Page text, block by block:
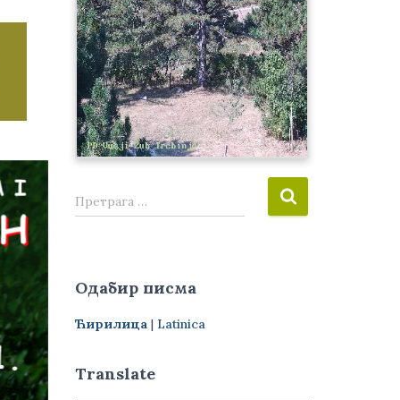
П
р
а
а
а
Претрага …
Одабир писма
Ћирилица | Latinica
Translate